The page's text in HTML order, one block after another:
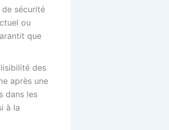
sécurité
ou
que
des
après une
dans les
à la